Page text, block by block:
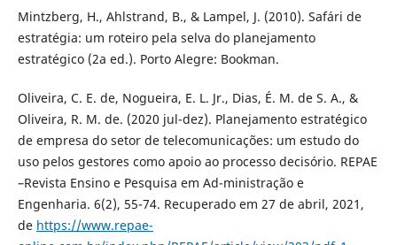
Mintzberg, H., Ahlstrand, B., & Lampel, J. (2010). Safári de
estratégia: um roteiro pela selva do planejamento
estratégico (2a ed.). Porto Alegre: Bookman.
Oliveira, C. E. de, Nogueira, E. L. Jr., Dias, É. M. de S. A., &
Oliveira, R. M. de. (2020 jul-dez). Planejamento estratégico
de empresa do setor de telecomunicações: um estudo do
uso pelos gestores como apoio ao processo decisório. REPAE
–Revista Ensino e Pesquisa em Ad-ministração e
Engenharia. 6(2), 55-74. Recuperado em 27 de abril, 2021,
de https://www.repae-